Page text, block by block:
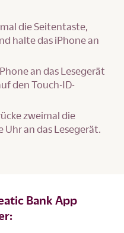
die Seitentaste,
halte das iPhone an
an das Lesegerät
den Touch-ID-
zweimal die
an das Lesegerät.
Bank App